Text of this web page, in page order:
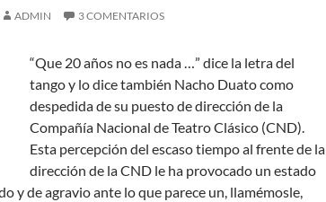
ADMIN 3 COMENTARIOS
“Que 20 años no es nada …” dice la letra del
tango y lo dice también Nacho Duato como
despedida de su puesto de dirección de la
Compañía Nacional de Teatro Clásico (CND).
Esta percepción del escaso tiempo al frente de la
dirección de la CND le ha provocado un estado
y de agravio ante lo que parece un, llamémosle,